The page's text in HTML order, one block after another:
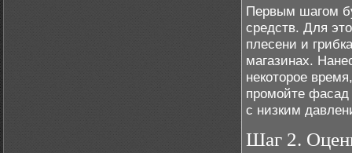
Первым шагом
средств. Для
плесени и
магазинах.
некоторое
промойте
с низким
Шаг 2.